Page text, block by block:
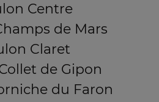
Centre
de Mars
Claret
de Gipon
du Faron